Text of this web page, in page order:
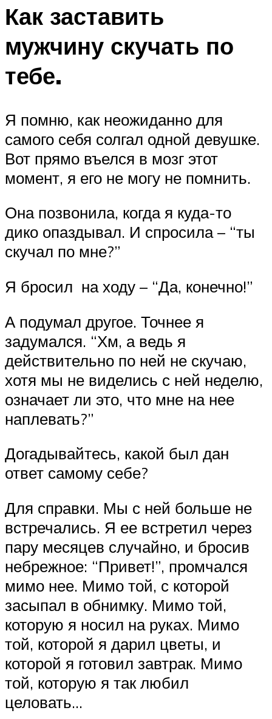
Как заставить
мужчину скучать по
тебе.
Я помню, как неожиданно для
самого себя солгал одной девушке.
Вот прямо въелся в мозг этот
момент, я его не могу не помнить.
Она позвонила, когда я куда-то
дико опаздывал. И спросила – “ты
скучал по мне?”
Я бросил на ходу – “Да, конечно!”
А подумал другое. Точнее я
задумался. “Хм, а ведь я
действительно по ней не скучаю,
хотя мы не виделись с ней неделю,
означает ли это, что мне на нее
наплевать?”
Догадывайтесь, какой был дан
ответ самому себе?
Для справки. Мы с ней больше не
встречались. Я ее встретил через
пару месяцев случайно, и бросив
небрежное: “Привет!”, промчался
мимо нее. Мимо той, с которой
засыпал в обнимку. Мимо той,
которую я носил на руках. Мимо
той, которой я дарил цветы, и
которой я готовил завтрак. Мимо
той, которую я так любил
целовать…